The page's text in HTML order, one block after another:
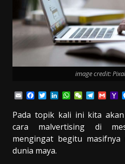
image credit:
EmailFacebook
TwitterLinkedIn
WhatsApp
WeChat
Pada topik kali ini kita
cara malvertising di
mengingat begitu
dunia maya.